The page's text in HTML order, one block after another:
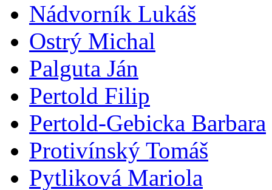
Nádvorník Lukáš
Ostrý Michal
Palguta Ján
Pertold Filip
Pertold-Gebicka Barbara
Protivínský Tomáš
Pytliková Mariola